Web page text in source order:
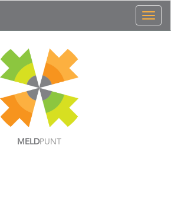
MELDPUNT